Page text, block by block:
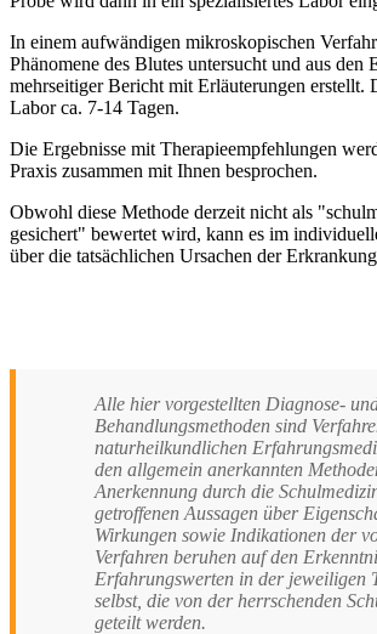
In einem aufwändigen mikroskopischen
Phänomene des Blutes untersucht und aus den
mehrseitiger Bericht mit Erläuterungen erstellt.
Labor ca. 7-14 Tagen.
Die Ergebnisse mit Therapieempfehlungen
Praxis zusammen mit Ihnen besprochen.
Obwohl diese Methode derzeit nicht als
gesichert" bewertet wird, kann es im
über die tatsächlichen Ursachen der
Alle hier vorgestellten Diagnose-
Behandlungsmethoden sind
naturheilkundlichen
den allgemein anerkannten
Anerkennung durch die
getroffenen Aussagen über
Wirkungen sowie Indikationen der
Verfahren beruhen auf den
Erfahrungswerten in der jeweiligen
selbst, die von der herrschenden
geteilt werden.